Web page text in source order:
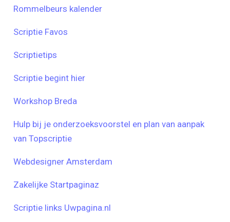
Rommelbeurs kalender
Scriptie Favos
Scriptietips
Scriptie begint hier
Workshop Breda
Hulp bij je onderzoeksvoorstel en plan van aanpak
van Topscriptie
Webdesigner Amsterdam
Zakelijke Startpaginaz
Scriptie links Uwpagina.nl